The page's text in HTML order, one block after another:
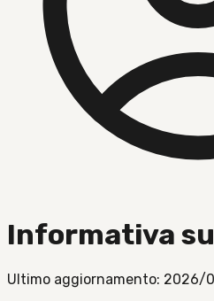
Informativa
Ultimo aggiornamento: 2026/